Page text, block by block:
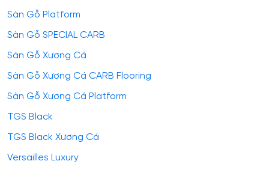
Sàn Gỗ Platform
Sàn Gỗ SPECIAL CARB
Sàn Gỗ Xương Cá
Sàn Gỗ Xương Cá CARB Flooring
Sàn Gỗ Xương Cá Platform
TGS Black
TGS Black Xương Cá
Versailles Luxury